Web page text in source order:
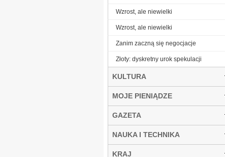
Wzrost, ale niewielki
Wzrost, ale niewielki
Zanim zaczną się negocjacje
Złoty: dyskretny urok spekulacji
KULTURA
MOJE PIENIĄDZE
GAZETA
NAUKA I TECHNIKA
KRAJ